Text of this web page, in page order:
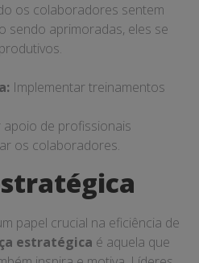
os colaboradores sentem
sendo aprimoradas, eles se
Implementar treinamentos
apoio de profissionais
os colaboradores.
papel crucial na eficiência de
estratégica é aquela que